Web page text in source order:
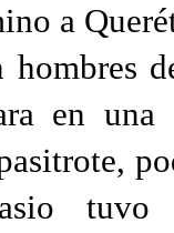
a
hombres
en
tuvo